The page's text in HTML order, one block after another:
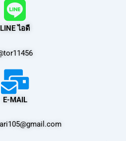
LINE ไอดี
E-MAIL